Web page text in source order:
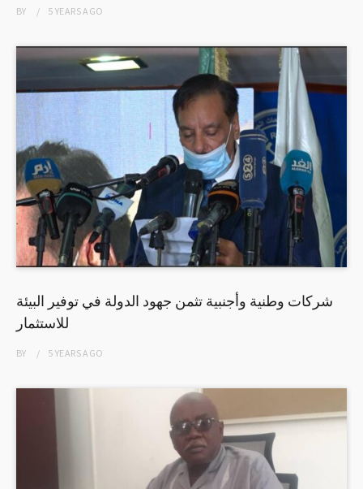
BY 5 YEARSAGO
شركات وطنية وأجنبية تثمن جهود الدولة في توفير البيئة
للاستثمار
BY 5 YEARSAGO